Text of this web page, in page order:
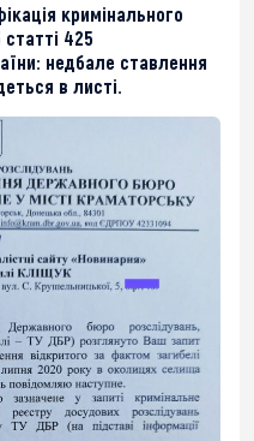
кримінального
425
недбале ставлення
в листі.